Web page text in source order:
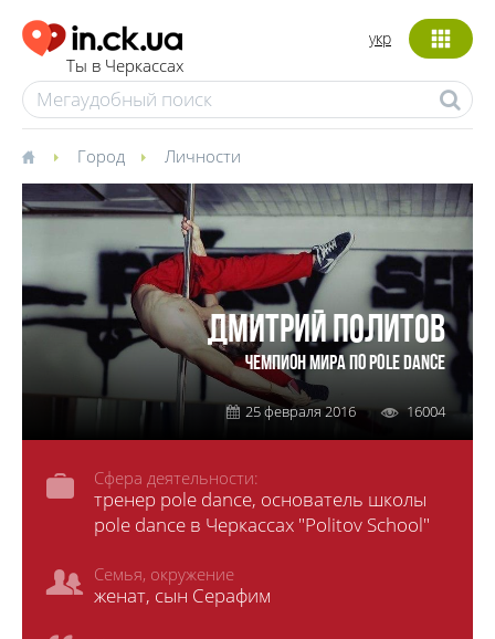
Ты в Черкассах
укр
Город Личности
ДМИТРИЙ ПОЛИТОВ
ЧЕМПИОН МИРА ПО POLE DANCE
25 февраля 2016 16004
Сфера деятельности:
тренер pole dance, основатель школы
pole dance в Черкассах "Politov School"
Семья, окружение
женат, сын Серафим